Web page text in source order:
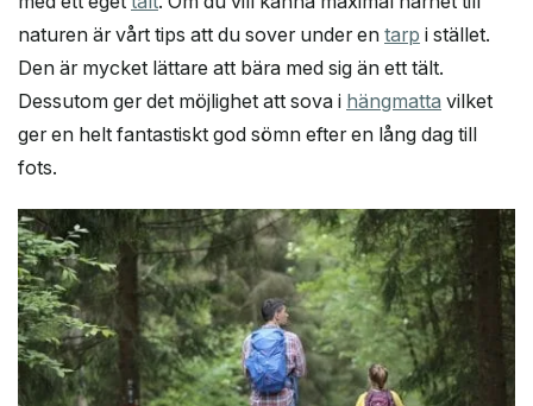
naturen är vårt tips att du sover under en tarp i stället.
Den är mycket lättare att bära med sig än ett tält.
Dessutom ger det möjlighet att sova i hängmatta vilket
ger en helt fantastiskt god sömn efter en lång dag till
fots.